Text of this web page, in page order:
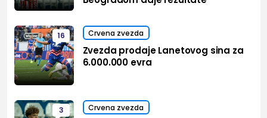
16 Crvena zvezda
Zvezda prodaje Lanetovog sina za
6.000.000 evra
3 Crvena zvezda